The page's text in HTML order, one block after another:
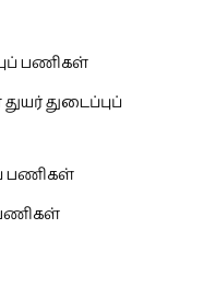
பணிகள்
துடைப்புப்
பணிகள்
பணிகள்